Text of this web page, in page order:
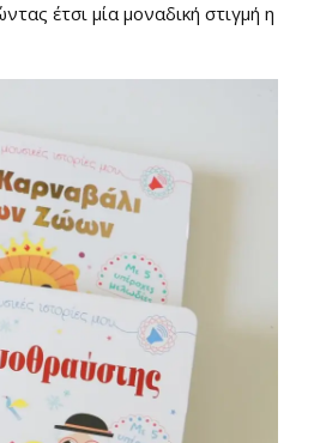
έτσι μία μοναδική στιγμή η